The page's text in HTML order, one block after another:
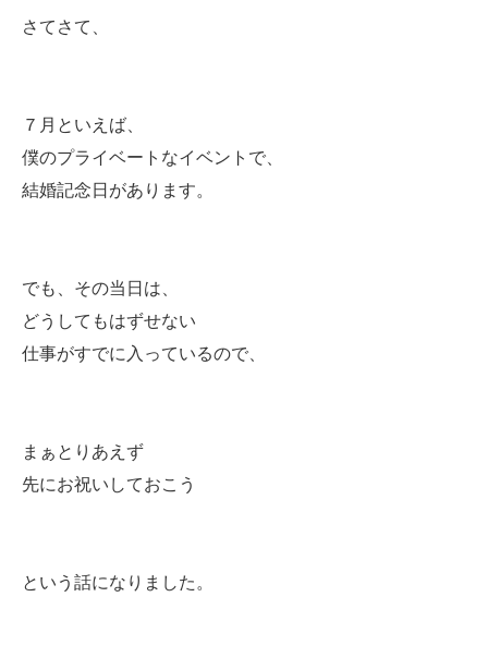
さてさて、
７月といえば、
僕のプライベートなイベントで、
結婚記念日があります。
でも、その当日は、
どうしてもはずせない
仕事がすでに入っているので、
まぁとりあえず
先にお祝いしておこう
という話になりました。